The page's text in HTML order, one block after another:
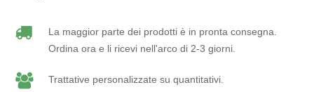
La maggior parte dei prodotti è in pronta consegna.
Ordina ora e li ricevi nell'arco di 2-3 giorni.
Trattative personalizzate su quantitativi.